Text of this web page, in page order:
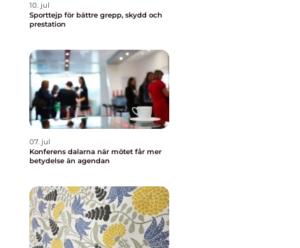
10. jul
Sporttejp för bättre grepp, skydd och
prestation
07. jul
Konferens dalarna när mötet får mer
betydelse än agendan